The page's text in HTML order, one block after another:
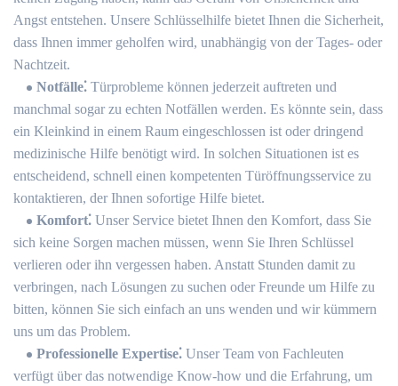
Angst entstehen.​ Unsere Schlüsselhilfe bietet Ihnen die Sicherheit,
dass Ihnen immer geholfen wird, unabhängig von der Tages- oder
Nachtzeit.
Notfälle⁚ Türprobleme können jederzeit auftreten und
manchmal sogar zu echten Notfällen werden.​ Es könnte sein, dass
ein Kleinkind in einem Raum eingeschlossen ist oder dringend
medizinische Hilfe benötigt wird.​ In solchen Situationen ist es
entscheidend, schnell einen kompetenten Türöffnungsservice zu
kontaktieren, der Ihnen sofortige Hilfe bietet.​
Komfort⁚ Unser Service bietet Ihnen den Komfort, dass Sie
sich keine Sorgen machen müssen, wenn Sie Ihren Schlüssel
verlieren oder ihn vergessen haben.​ Anstatt Stunden damit zu
verbringen, nach Lösungen zu suchen oder Freunde um Hilfe zu
bitten, können Sie sich einfach an uns wenden und wir kümmern
uns um das Problem.​
Professionelle Expertise⁚ Unser Team von Fachleuten
verfügt über das notwendige Know-how und die Erfahrung, um